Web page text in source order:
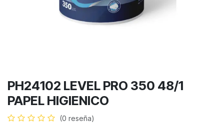
PH24102 LEVEL PRO 350 48/1
PAPEL HIGIENICO
(0 reseña)